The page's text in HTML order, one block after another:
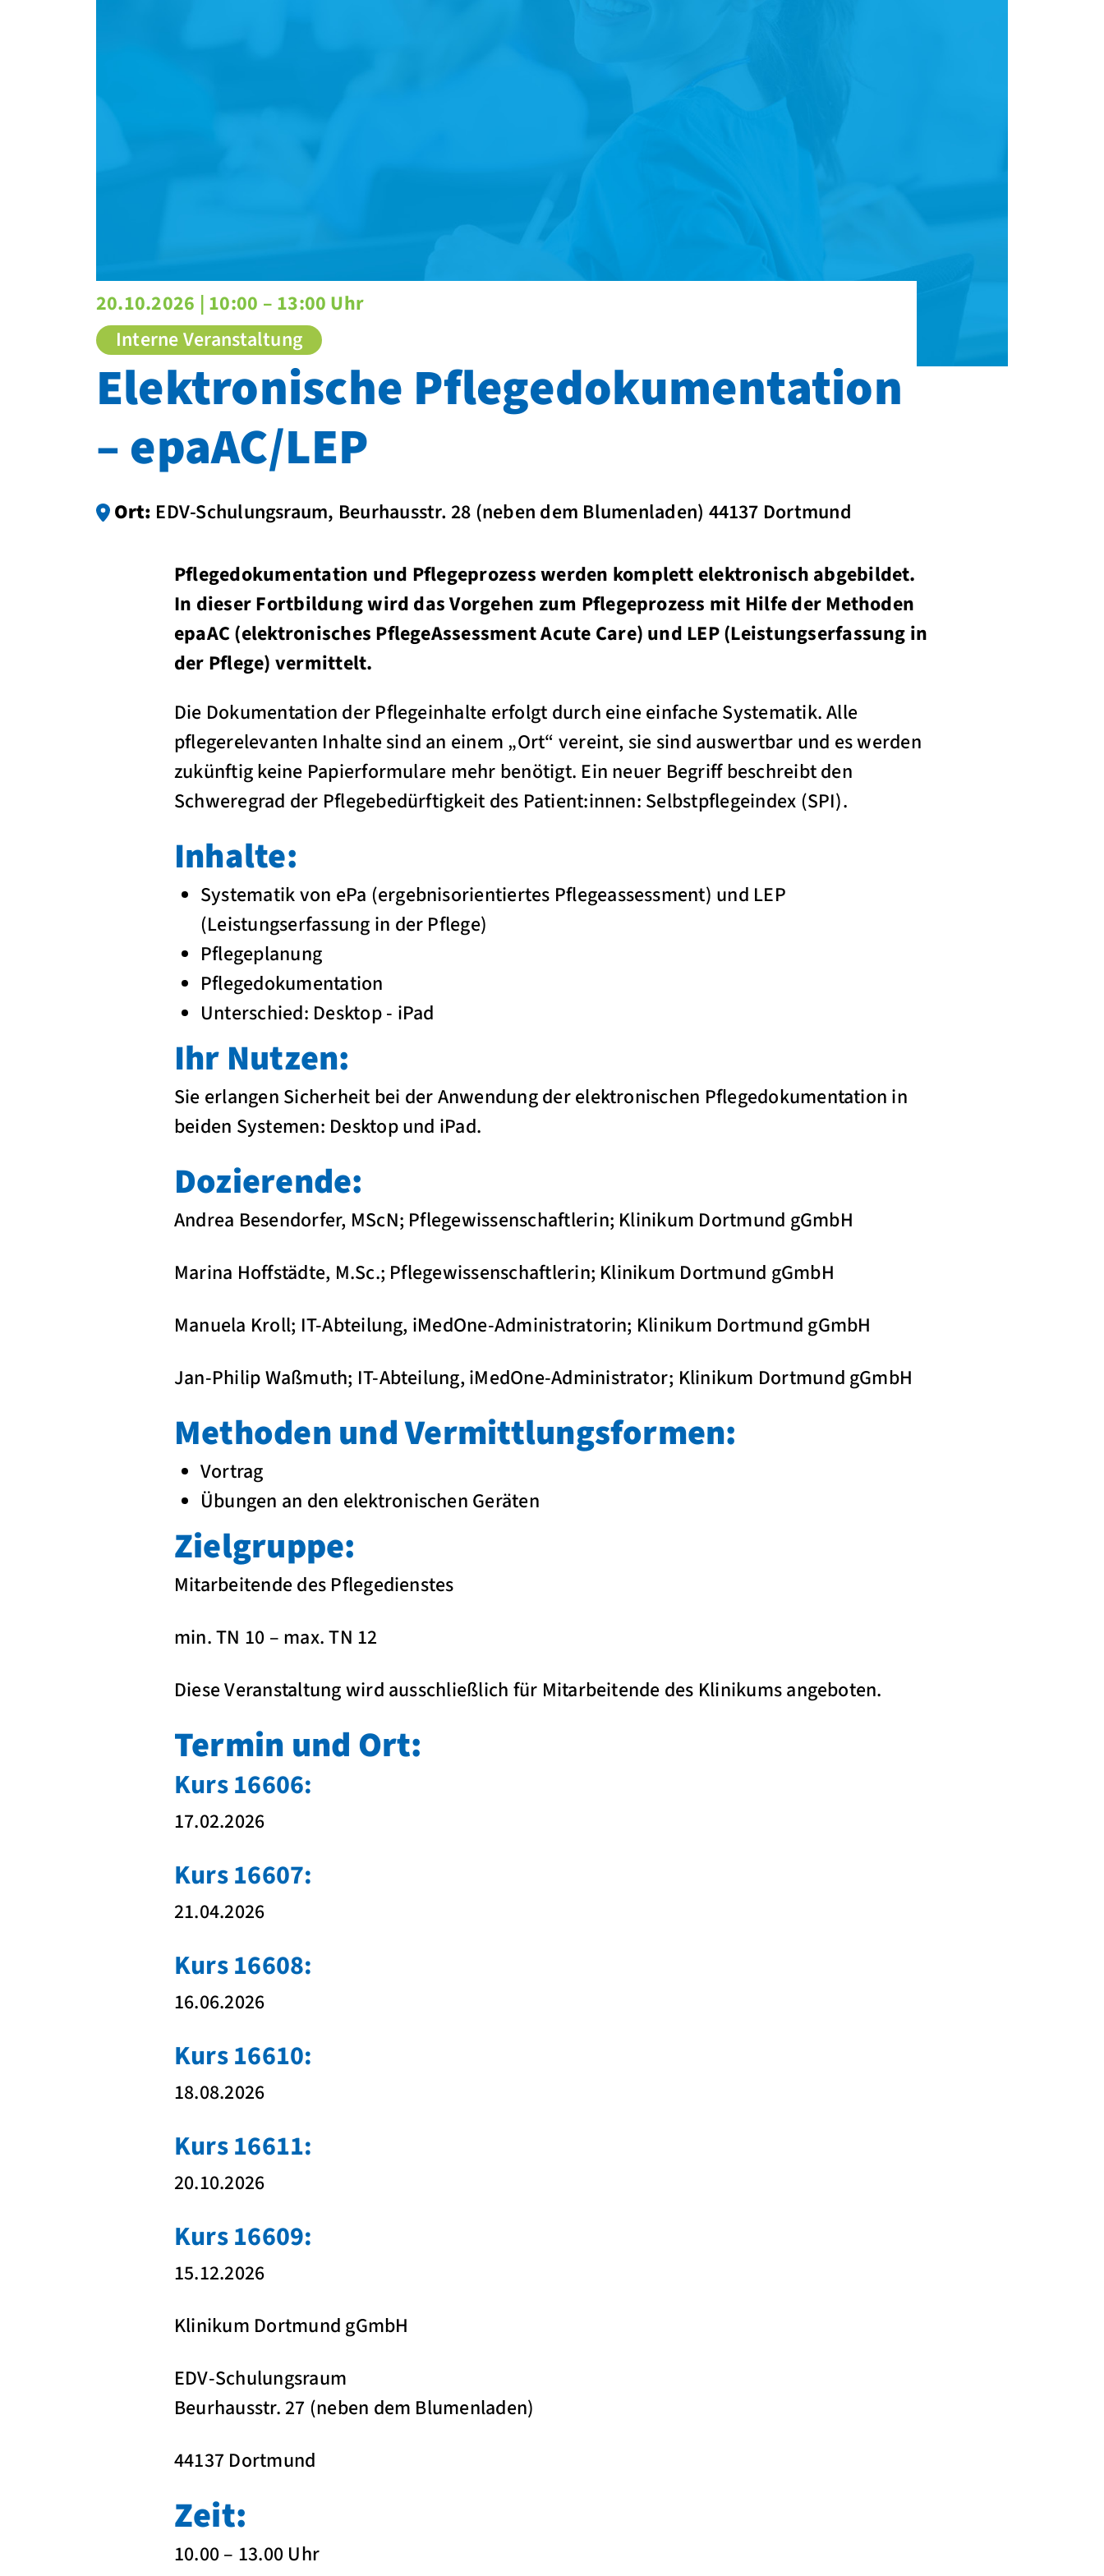
20.10.2026 | 10:00 – 13:00 Uhr
Interne Veranstaltung
Elektronische Pflegedokumentation
– epaAC/LEP
Ort: EDV-Schulungsraum, Beurhausstr. 28 (neben dem Blumenladen) 44137 Dortmund
Pflegedokumentation und Pflegeprozess werden komplett elektronisch abgebildet.
In dieser Fortbildung wird das Vorgehen zum Pflegeprozess mit Hilfe der Methoden
epaAC (elektronisches PflegeAssessment Acute Care) und LEP (Leistungserfassung in
der Pflege) vermittelt.
Die Dokumentation der Pflegeinhalte erfolgt durch eine einfache Systematik. Alle
pflegerelevanten Inhalte sind an einem „Ort“ vereint, sie sind auswertbar und es werden
zukünftig keine Papierformulare mehr benötigt. Ein neuer Begriff beschreibt den
Schweregrad der Pflegebedürftigkeit des Patient:innen: Selbstpflegeindex (SPI).
Inhalte:
Systematik von ePa (ergebnisorientiertes Pflegeassessment) und LEP
(Leistungserfassung in der Pflege)
Pflegeplanung
Pflegedokumentation
Unterschied: Desktop - iPad
Ihr Nutzen:
Sie erlangen Sicherheit bei der Anwendung der elektronischen Pflegedokumentation in
beiden Systemen: Desktop und iPad.
Dozierende:
Andrea Besendorfer, MScN; Pflegewissenschaftlerin; Klinikum Dortmund gGmbH
Marina Hoffstädte, M.Sc.; Pflegewissenschaftlerin; Klinikum Dortmund gGmbH
Manuela Kroll; IT-Abteilung, iMedOne-Administratorin; Klinikum Dortmund gGmbH
Jan-Philip Waßmuth; IT-Abteilung, iMedOne-Administrator; Klinikum Dortmund gGmbH
Methoden und Vermittlungsformen:
Vortrag
Übungen an den elektronischen Geräten
Zielgruppe:
Mitarbeitende des Pflegedienstes
min. TN 10 – max. TN 12
Diese Veranstaltung wird ausschließlich für Mitarbeitende des Klinikums angeboten.
Termin und Ort:
Kurs 16606:
17.02.2026
Kurs 16607:
21.04.2026
Kurs 16608:
16.06.2026
Kurs 16610:
18.08.2026
Kurs 16611:
20.10.2026
Kurs 16609:
15.12.2026
Klinikum Dortmund gGmbH
EDV-Schulungsraum
Beurhausstr. 27 (neben dem Blumenladen)
44137 Dortmund
Zeit:
10.00 – 13.00 Uhr